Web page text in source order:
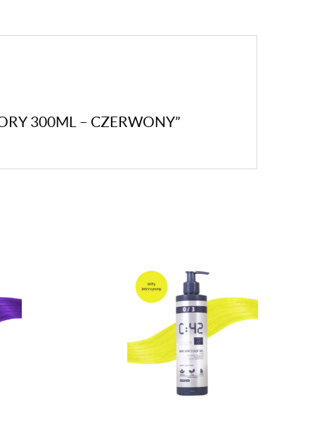
300ML – CZERWONY”